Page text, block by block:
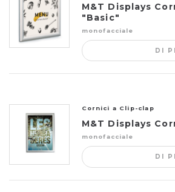
M&T Displays
"Basic"
monofacciale
DI
Cornici a Clip-clap
M&T Displays
monofacciale
DI